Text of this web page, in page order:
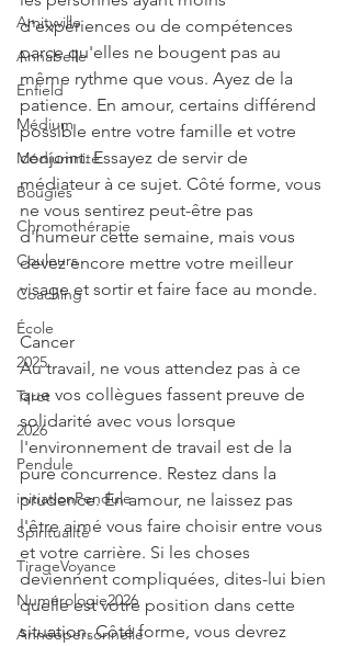
Amityville
Annabelle
Enfield
Médium
Médiumnité
Bougies
Chromothérapie
Couleurs
Coaching
École
2025
Tarot
2026
Pendule
initiationPendule
Spiritualité
TirageVoyance
Numérologie2026
Annéepersonnelle
d'expériences ou de compétences
parce qu'elles ne bougent pas au
même rythme que vous. Ayez de la
patience. En amour, certains différend
possible entre votre famille et votre
conjoint. Essayez de servir de
médiateur à ce sujet. Côté forme, vous
ne vous sentirez peut-être pas
d'humeur cette semaine, mais vous
devez encore mettre votre meilleur
visage et sortir et faire face au monde.
Cancer
Au travail, ne vous attendez pas à ce
que vos collègues fassent preuve de
solidarité avec vous lorsque
l'environnement de travail est de la
pure concurrence. Restez dans la
prudence. En amour, ne laissez pas
l'être aimé vous faire choisir entre vous
et votre carrière. Si les choses
deviennent compliquées, dites-lui bien
quelle est votre position dans cette
situation. Côté forme, vous devrez